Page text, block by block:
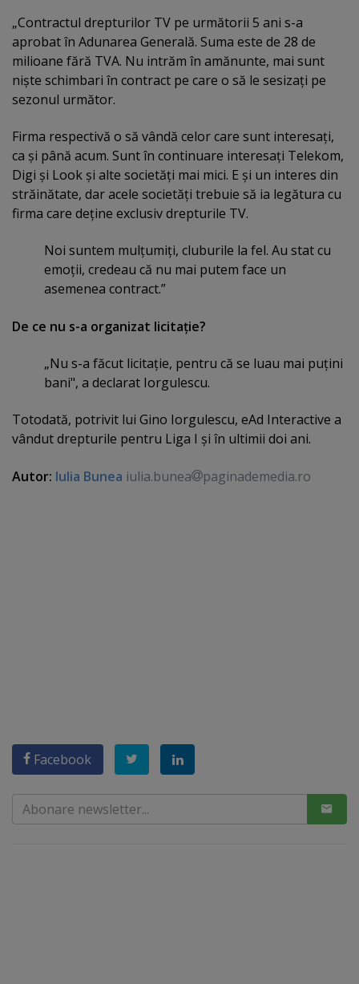
„Contractul drepturilor TV pe următorii 5 ani s-a
aprobat în Adunarea Generală. Suma este de 28 de
milioane fără TVA. Nu intrăm în amănunte, mai sunt
nişte schimbari în contract pe care o să le sesizaţi pe
sezonul următor.
Firma respectivă o să vândă celor care sunt interesaţi,
ca şi până acum. Sunt în continuare interesaţi Telekom,
Digi şi Look şi alte societăţi mai mici. E şi un interes din
străinătate, dar acele societăţi trebuie să ia legătura cu
firma care deţine exclusiv drepturile TV.
Noi suntem mulţumiţi, cluburile la fel. Au stat cu
emoţii, credeau că nu mai putem face un
asemenea contract.”
De ce nu s-a organizat licitaţie?
„Nu s-a făcut licitaţie, pentru că se luau mai puţini
bani", a declarat Iorgulescu.
Totodată, potrivit lui Gino Iorgulescu, eAd Interactive a
vândut drepturile pentru Liga I şi în ultimii doi ani.
Autor: Iulia Bunea iulia.bunea paginademedia.ro
Facebook